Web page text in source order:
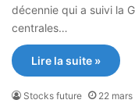
décennie qui a suivi la
centrales…
Lire la suite »
Stocks future 22